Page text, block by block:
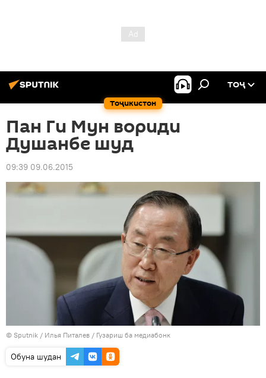
Тоҷикистон
ТОҶ
Пан Ги Мун вориди
Душанбе шуд
09:39 09.06.2015
© Sputnik / Илья Питалев / Гузариш ба медиабонк
Обуна шудан